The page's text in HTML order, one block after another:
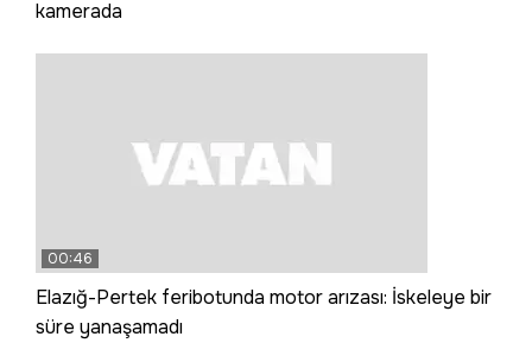
kamerada
00:46
Elazığ-Pertek feribotunda motor arızası: İskeleye bir
süre yanaşamadı